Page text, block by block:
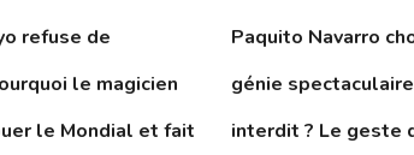
refuse de
le magicien
le Mondial et fait
Paquito Navarro
génie
interdit ? Le geste